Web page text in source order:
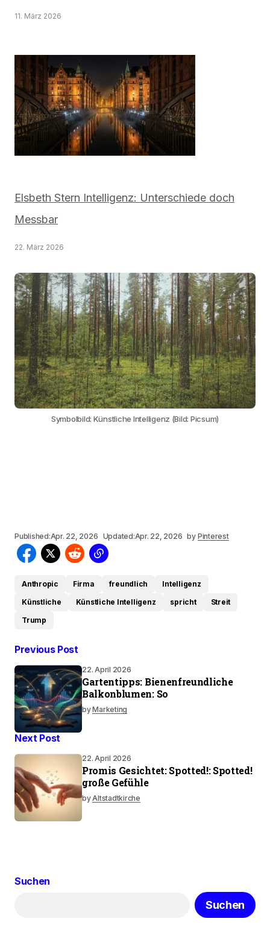
11. März 2026
Elsbeth Stern Intelligenz: Unterschiede doch
Messbar
22. März 2026
Symbolbild: Künstliche Intelligenz (Bild: Picsum)
Published:Apr. 22, 2026 Updated:Apr. 22, 2026 by Pinterest
Anthropic Firma freundlich
Intelligenz
Künstliche
Künstliche Intelligenz spricht
Streit
Trump
Previous Post
22. April 2026
Gartentipps: Bienenfreundliche
Balkonblumen: So
byMarketing
Next Post
22. April 2026
Promis Gesichtet: Spotted!: Spotted!
große Gefühle
byAltstadtkirche
Suchen
Suchen